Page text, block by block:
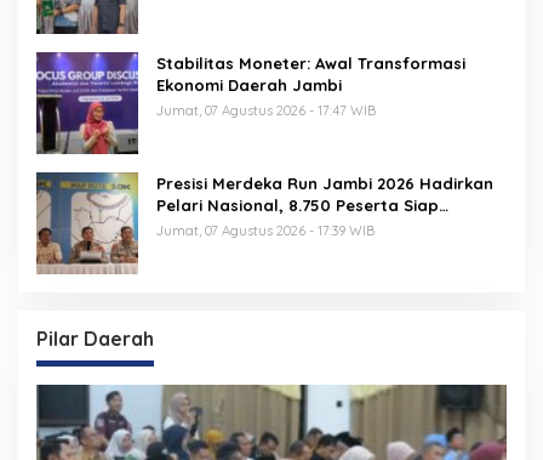
Stabilitas Moneter: Awal Transformasi
Ekonomi Daerah Jambi
Jumat, 07 Agustus 2026 - 17:47 WIB
Presisi Merdeka Run Jambi 2026 Hadirkan
Pelari Nasional, 8.750 Peserta Siap
Ramaikan Ajang Lari Terbesar di Jambi
Jumat, 07 Agustus 2026 - 17:39 WIB
Pilar Daerah